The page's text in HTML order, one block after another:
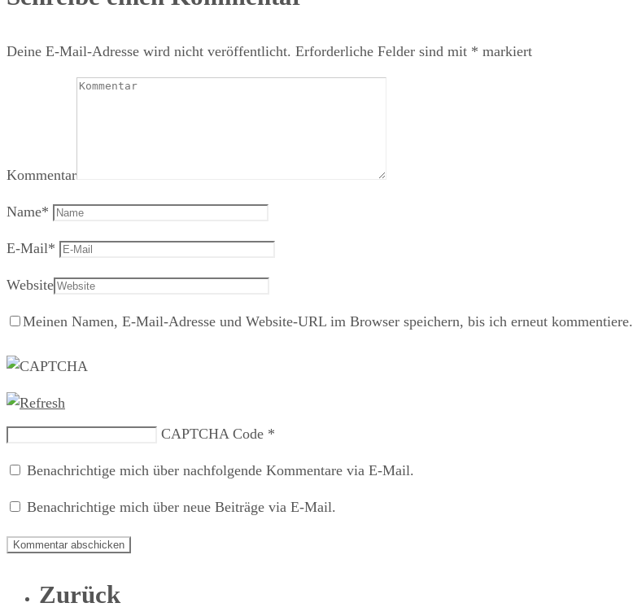
Deine E-Mail-Adresse wird nicht veröffentlicht. Erforderliche Felder sind mit * markiert
Kommentar
Name*
E-Mail*
Website
Meinen Namen, E-Mail-Adresse und Website-URL im Browser speichern, bis ich erneut kommentiere.
CAPTCHA Code *
Benachrichtige mich über nachfolgende Kommentare via E-Mail.
Benachrichtige mich über neue Beiträge via E-Mail.
Zurück